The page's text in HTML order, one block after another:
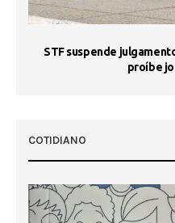
STF suspende
proíbe
COTIDIANO